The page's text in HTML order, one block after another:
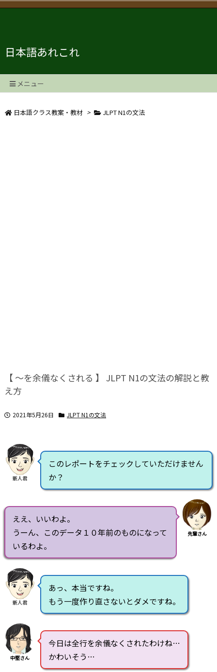
日本語あれこれ
メニュー
日本語クラス教案・教材 > JLPT N1の文法
【 ～を余儀なくされる 】 JLPT N1の文法の解説と教
え方
2021年5月26日 JLPT N1の文法
新人君
このレポートをチェックしていただけません
か？
ええ、いいわよ。
うーん、このデータ１０年前のものになって
いるわよ。
先輩さん
新人君
あっ、本当ですね。
もう一度作り直さないとダメですね。
中堅さん
今日は全行を余儀なくされたわけね…
かわいそう…